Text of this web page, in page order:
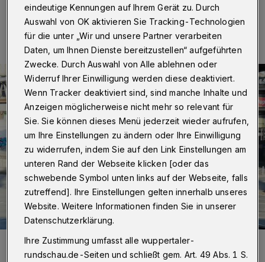
28.03.2025 , 08:00 Uhr Eine Minute Lesezeit
Bus und Schwebebahn am Alten Markt in Barmen.
Foto: Achim Otto
eindeutige Kennungen auf Ihrem Gerät zu. Durch
Auswahl von OK aktivieren Sie Tracking-Technologien
für die unter „Wir und unsere Partner verarbeiten
Daten, um Ihnen Dienste bereitzustellen“ aufgeführten
Zwecke. Durch Auswahl von Alle ablehnen oder
Widerruf Ihrer Einwilligung werden diese deaktiviert.
Wenn Tracker deaktiviert sind, sind manche Inhalte und
Anzeigen möglicherweise nicht mehr so relevant für
Sie. Sie können dieses Menü jederzeit wieder aufrufen,
um Ihre Einstellungen zu ändern oder Ihre Einwilligung
zu widerrufen, indem Sie auf den Link Einstellungen am
unteren Rand der Webseite klicken [oder das
schwebende Symbol unten links auf der Webseite, falls
zutreffend]. Ihre Einstellungen gelten innerhalb unseres
Website. Weitere Informationen finden Sie in unserer
Datenschutzerklärung.
Ihre Zustimmung umfasst alle wuppertaler-
rundschau.de-Seiten und schließt gem. Art. 49 Abs. 1 S.